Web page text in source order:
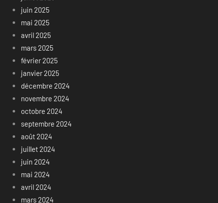
juin 2025
mai 2025
avril 2025
mars 2025
février 2025
janvier 2025
décembre 2024
novembre 2024
octobre 2024
septembre 2024
août 2024
juillet 2024
juin 2024
mai 2024
avril 2024
mars 2024